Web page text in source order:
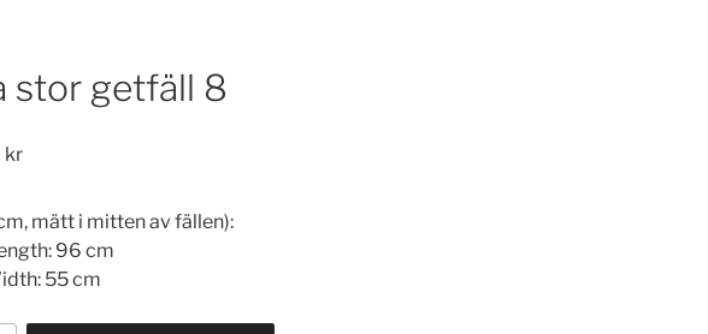
stor getfäll 8
kr
mätt i mitten av fällen):
96 cm
55 cm